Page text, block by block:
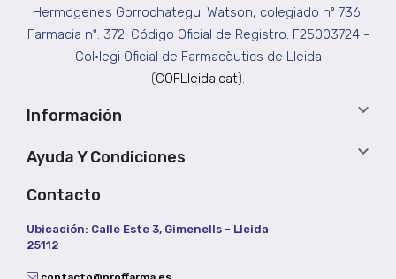
Hermogenes Gorrochategui Watson, colegiado nº 736.
Farmacia nº: 372. Código Oficial de Registro: F25003724 -
Col•legi Oficial de Farmacèutics de Lleida
(COFLleida.cat).
Información 
Ayuda Y Condiciones 
Contacto
Ubicación: Calle Este 3, Gimenells - Lleida
25112